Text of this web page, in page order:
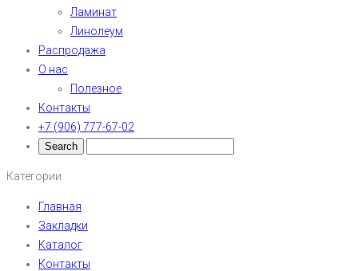
Ламинат
Линолеум
Распродажа
О нас
Полезное
Контакты
+7 (906) 777-67-02
Категории
Главная
Закладки
Каталог
Контакты